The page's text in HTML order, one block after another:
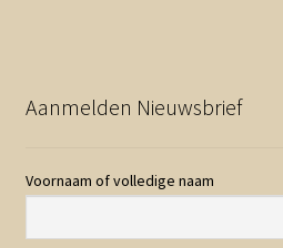
Aanmelden Nieuwsbrief
Voornaam of volledige naam